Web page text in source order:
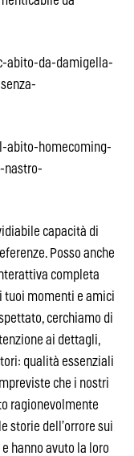
abito-da-damigella-
abito-homecoming-
nastro-
capacità di
Posso anche
completa
tuoi momenti e amici
cerchiamo di
ai dettagli,
qualità essenziali
che i nostri
ragionevolmente
storie dell’orrore sui
hanno avuto la loro